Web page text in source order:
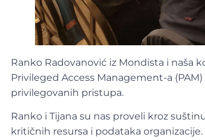
Ranko Radovanović iz Mondista i naša
Privileged Access Management-a
privilegovanih pristupa.
Ranko i Tijana su nas proveli kroz
kritičnih resursa i podataka